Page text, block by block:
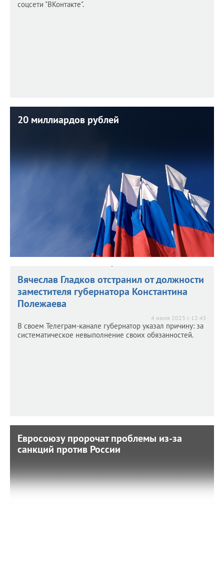
соцсети "ВКонтакте".
20 миллиардов рублей20 миллиардов рублей
рассказал губернатор на оценил губернатор на
заседании генсовета “Единой России”.
Вячеслав Гладков отстранил от должности
заместителя губернатора Константина
Полежаева
4 июля 2023 г. 12:45
В своем Телеграм-канале губернатор указал причину: за
систематическое невыполнение своих обязанностей.
Евросоюзу пророчат проблемы из-за
санкций против России
Евросоюзу пророчат проблемы из-за
санкций против России
Такой прогноз сделал глава Еврокомиссии Жозеп
Боррель.